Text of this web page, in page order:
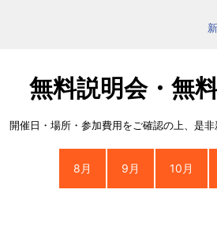
無料説明会・無
開催日・場所・参加費用をご確認の上、是
8月 9月 10月